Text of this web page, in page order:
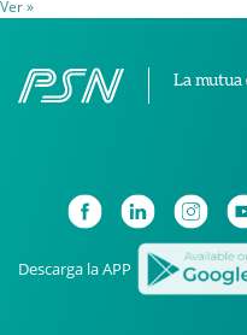
Ver »
La
Descarga la APP